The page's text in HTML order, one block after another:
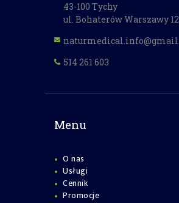
43-100 Tychy
ul. Bohaterów Warszawy 12
514 261 603
Menu
O nas
Usługi
Cennik
Promocje